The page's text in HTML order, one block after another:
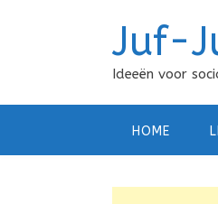
Juf-
Ideeën voor
HOME